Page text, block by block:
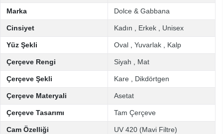
Marka Dolce & Gabbana
Cinsiyet Kadın Erkek Unisex
Yüz Şekli Oval Yuvarlak Kalp
Çerçeve Rengi Siyah Mat
Çerçeve Şekli Kare Dikdörtgen
Çerçeve Materyali Asetat
Çerçeve Tasarımı Tam Çerçeve
Cam Özelliği UV 420 (Mavi Filtre)